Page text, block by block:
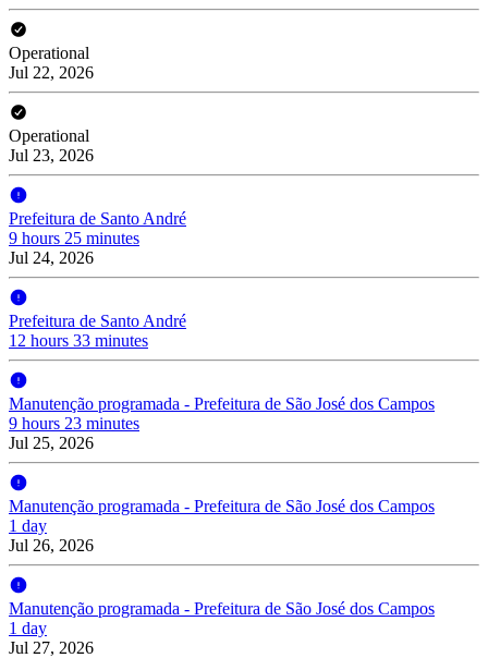
Operational
Jul 22, 2026
Operational
Jul 23, 2026
Prefeitura de Santo André
9 hours 25 minutes
Jul 24, 2026
Prefeitura de Santo André
12 hours 33 minutes
Manutenção programada - Prefeitura de São José dos Campos
9 hours 23 minutes
Jul 25, 2026
Manutenção programada - Prefeitura de São José dos Campos
1 day
Jul 26, 2026
Manutenção programada - Prefeitura de São José dos Campos
1 day
Jul 27, 2026